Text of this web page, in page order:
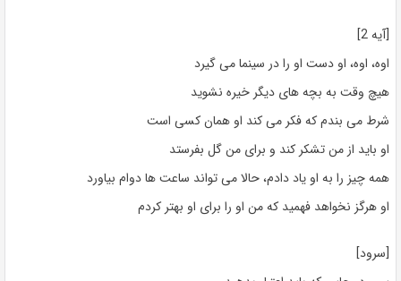
[آیه 2]
اوه، اوه، او دست او را در سینما می گیرد
هیچ وقت به بچه های دیگر خیره نشوید
شرط می بندم که فکر می کند او همان کسی است
او باید از من تشکر کند و برای من گل بفرستد
همه چیز را به او یاد دادم، حالا می تواند ساعت ها دوام بیاورد
او هرگز نخواهد فهمید که من او را برای او بهتر کردم
[سرود]